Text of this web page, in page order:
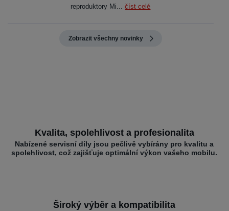
reproduktory Mi...číst celé
Zobrazit všechny novinky
Kvalita, spolehlivost a profesionalita
Nabízené servisní díly jsou pečlivě vybírány pro kvalitu a
spolehlivost, což zajišťuje optimální výkon vašeho mobilu.
Široký výběr a kompatibilita